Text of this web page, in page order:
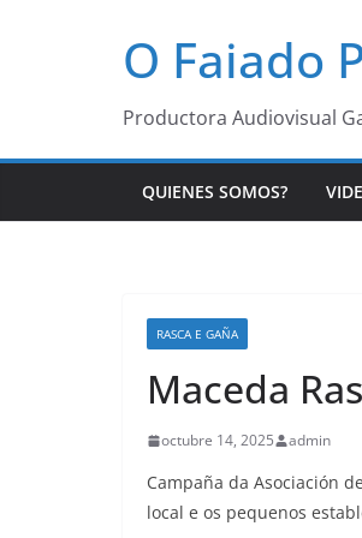
O Faiado
Productora Audiovisual
QUIENES SOMOS?
RASCA E GAÑA
Maceda
octubre 14, 2025 admin
Campaña da Asociación
local e os pequenos